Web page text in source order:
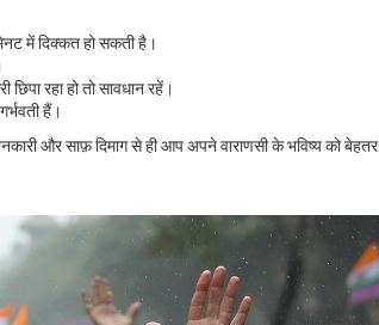
में दिक्कत हो सकती है।
रहा हो तो सावधान रहें।
हैं।
और साफ़ दिमाग से ही आप अपने वाराणसी के भविष्य को